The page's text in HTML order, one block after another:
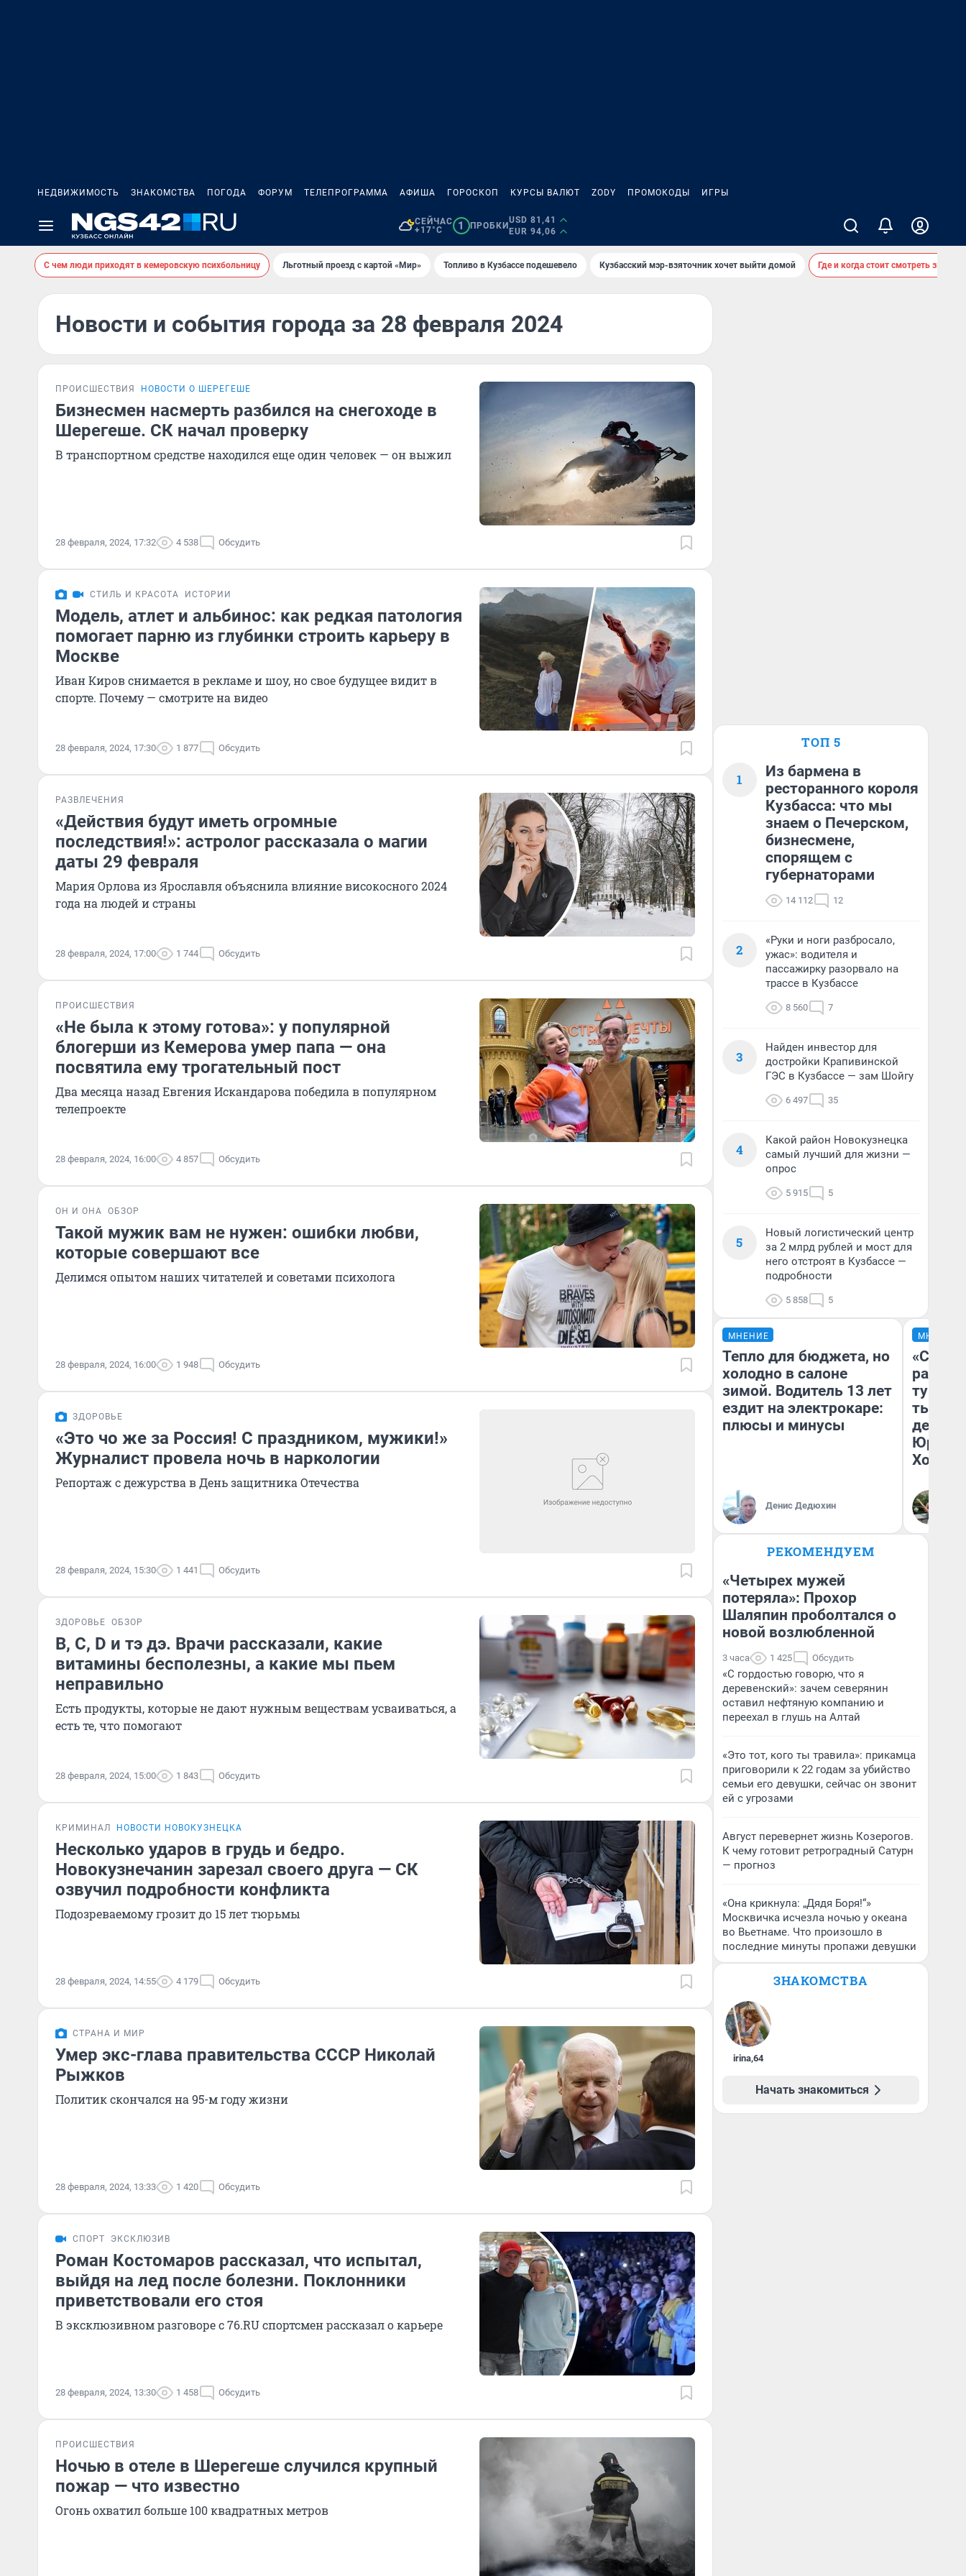
НЕДВИЖИМОСТЬ ЗНАКОМСТВА ПОГОДА ФОРУМ ТЕЛЕПРОГРАММА АФИША ГОРОСКОП КУРСЫ ВАЛЮТ ZODY ПРОМОКОДЫ ИГРЫ
СЕЙЧАС
+17°C
1 ПРОБКИ
USD 81,41
EUR 94,06
С чем люди приходят в кемеровскую психбольницу Льготный проезд с картой «Мир» Топливо в Кузбассе подешевело Кузбасский мэр-взяточник хочет выйти домой Где и когда стоит смотреть
Новости и события города за 28 февраля 2024
ПРОИСШЕСТВИЯ НОВОСТИ О ШЕРЕГЕШЕ
Бизнесмен насмерть разбился на снегоходе в
Шерегеше. СК начал проверку
В транспортном средстве находился еще один человек — он выжил
28 февраля, 2024, 17:32 4 538 Обсудить
СТИЛЬ И КРАСОТА ИСТОРИИ
Модель, атлет и альбинос: как редкая патология
помогает парню из глубинки строить карьеру в
Москве
Иван Киров снимается в рекламе и шоу, но свое будущее видит в
спорте. Почему — смотрите на видео
28 февраля, 2024, 17:30 1 877 Обсудить
РАЗВЛЕЧЕНИЯ
«Действия будут иметь огромные
последствия!»: астролог рассказала о магии
даты 29 февраля
Мария Орлова из Ярославля объяснила влияние високосного 2024
года на людей и страны
28 февраля, 2024, 17:00 1 744 Обсудить
ПРОИСШЕСТВИЯ
«Не была к этому готова»: у популярной
блогерши из Кемерова умер папа — она
посвятила ему трогательный пост
Два месяца назад Евгения Искандарова победила в популярном
телепроекте
28 февраля, 2024, 16:00 4 857 Обсудить
ОН И ОНА ОБЗОР
Такой мужик вам не нужен: ошибки любви,
которые совершают все
Делимся опытом наших читателей и советами психолога
28 февраля, 2024, 16:00 1 948 Обсудить
ЗДОРОВЬЕ
«Это чо же за Россия! С праздником, мужики!»
Журналист провела ночь в наркологии
Репортаж с дежурства в День защитника Отечества
28 февраля, 2024, 15:30 1 441 Обсудить
ЗДОРОВЬЕ ОБЗОР
B, C, D и тэ дэ. Врачи рассказали, какие
витамины бесполезны, а какие мы пьем
неправильно
Есть продукты, которые не дают нужным веществам усваиваться, а
есть те, что помогают
28 февраля, 2024, 15:00 1 843 Обсудить
КРИМИНАЛ НОВОСТИ НОВОКУЗНЕЦКА
Несколько ударов в грудь и бедро.
Новокузнечанин зарезал своего друга — СК
озвучил подробности конфликта
Подозреваемому грозит до 15 лет тюрьмы
28 февраля, 2024, 14:55 4 179 Обсудить
СТРАНА И МИР
Умер экс-глава правительства СССР Николай
Рыжков
Политик скончался на 95-м году жизни
28 февраля, 2024, 13:33 1 420 Обсудить
СПОРТ ЭКСКЛЮЗИВ
Роман Костомаров рассказал, что испытал,
выйдя на лед после болезни. Поклонники
приветствовали его стоя
В эксклюзивном разговоре с 76.RU спортсмен рассказал о карьере
28 февраля, 2024, 13:30 1 458 Обсудить
ПРОИСШЕСТВИЯ
Ночью в отеле в Шерегеше случился крупный
пожар — что известно
Огонь охватил больше 100 квадратных метров
ТОП 5
1
Из бармена в
ресторанного короля
Кузбасса: что мы
знаем о Печерском,
бизнесмене,
спорящем с
губернаторами
14 112 12
2
«Руки и ноги разбросало,
ужас»: водителя и
пассажирку разорвало на
трассе в Кузбассе
8 560 7
3
Найден инвестор для
достройки Крапивинской
ГЭС в Кузбассе — зам Шойгу
6 497 35
4
Какой район Новокузнецка
самый лучший для жизни —
опрос
5 915 5
5
Новый логистический центр
за 2 млрд рублей и мост для
него отстроят в Кузбассе —
подробности
5 858 5
МНЕНИЕ
Тепло для бюджета, но
холодно в салоне
зимой. Водитель 13 лет
ездит на электрокаре:
плюсы и минусы
Денис Дедюхин
МНЕНИЕ
тысяч,
день
РЕКОМЕНДУЕМ
«Четырех мужей
потеряла»: Прохор
Шаляпин проболтался о
новой возлюбленной
3 часа 1 425 Обсудить
«С гордостью говорю, что я
деревенский»: зачем северянин
оставил нефтяную компанию и
переехал в глушь на Алтай
«Это тот, кого ты травила»: прикамца
приговорили к 22 годам за убийство
семьи его девушки, сейчас он звонит
ей с угрозами
Август перевернет жизнь Козерогов.
К чему готовит ретроградный Сатурн
— прогноз
«Она крикнула: „Дядя Боря!“»
Москвичка исчезла ночью у океана
во Вьетнаме. Что произошло в
последние минуты пропажи девушки
ЗНАКОМСТВА
irina,64
Начать знакомиться